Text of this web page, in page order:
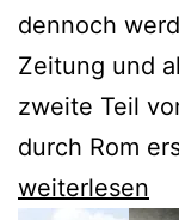
dennoch
Zeitung und
zweite Teil
durch Rom
Marco
weiterlesen